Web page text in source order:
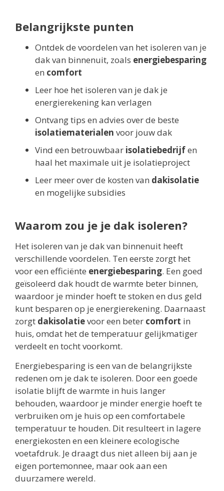
Belangrijkste punten
Ontdek de voordelen van het isoleren van je
dak van binnenuit, zoals energiebesparing
en comfort
Leer hoe het isoleren van je dak je
energierekening kan verlagen
Ontvang tips en advies over de beste
isolatiematerialen voor jouw dak
Vind een betrouwbaar isolatiebedrijfen
haal het maximale uit je isolatieproject
Leer meer over de kosten van dakisolatie
en mogelijke subsidies
Waarom zou je je dak isoleren?
Het isoleren van je dak van binnenuit heeft
verschillende voordelen. Ten eerste zorgt het
voor een efficiënte energiebesparing. Een goed
geïsoleerd dak houdt de warmte beter binnen,
waardoor je minder hoeft te stoken en dus geld
kunt besparen op je energierekening. Daarnaast
zorgt dakisolatievoor een beter comfort in
huis, omdat het de temperatuur gelijkmatiger
verdeelt en tocht voorkomt.
Energiebesparing is een van de belangrijkste
redenen om je dak te isoleren. Door een goede
isolatie blijft de warmte in huis langer
behouden, waardoor je minder energie hoeft te
verbruiken om je huis op een comfortabele
temperatuur te houden. Dit resulteert in lagere
energiekosten en een kleinere ecologische
voetafdruk. Je draagt dus niet alleen bij aan je
eigen portemonnee, maar ook aan een
duurzamere wereld.